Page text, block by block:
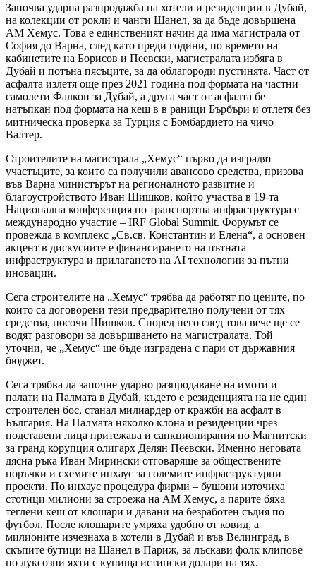
Започва ударна разпродажба на хотели и резиденции в Дубай,
на колекции от рокли и чанти Шанел, за да бъде довършена
АМ Хемус. Това е единственият начин да има магистрала от
София до Варна, след като преди години, по времето на
кабинетите на Борисов и Пеевски, магистралата избяга в
Дубай и потъна пясъците, за да облагороди пустинята. Част от
асфалта излетя още през 2021 година под формата на частни
самолети Фалкон за Дубай, а друга част от асфалта бе
натъпкан под формата на кеш в в раници Бърбъри и отлетя без
митническа проверка за Турция с Бомбардието на чичо
Валтер.
Строителите на магистрала „Хемус“ първо да изградят
участъците, за които са получили авансово средства, призова
във Варна министърът на регионалното развитие и
благоустройството Иван Шишков, който участва в 19-та
Национална конференция по транспортна инфраструктура с
международно участие – IRF Global Summit. Форумът се
провежда в комплекс „Св.св. Константин и Елена“, а основен
акцент в дискусиите е финансирането на пътната
инфраструктура и прилагането на AI технологии за пътни
иновации.
Сега строителите на „Хемус“ трябва да работят по цените, по
които са договорени тези предварително получени от тях
средства, посочи Шишков. Според него след това вече ще се
водят разговори за довършването на магистралата. Той
уточни, че „Хемус“ ще бъде изградена с пари от държавния
бюджет.
Сега трябва да започне ударно разпродаване на имоти и
палати на Палмата в Дубай, където е резиденцията на не един
строителен бос, станал милиардер от кражби на асфалт в
България. На Палмата няколко клона и резиденции чрез
подставени лица притежава и санкционирания по Магнитски
за гранд корупция олигарх Делян Пеевски. Именно неговата
дясна ръка Иван Мирински отговаряше за обществените
поръчки и схемите инхаус за големите инфраструктурни
проекти. По инхаус процедура фирми – бушони източиха
стотици милиони за строежа на АМ Хемус, а парите бяха
теглени кеш от клошари и давани на безработен съдия по
футбол. После клошарите умряха удобно от ковид, а
милионите изчезнаха в хотели в Дубай и във Велинград, в
скъпите бутици на Шанел в Париж, за лъскави фолк клипове
по луксозни яхти с купища истински долари на тях.